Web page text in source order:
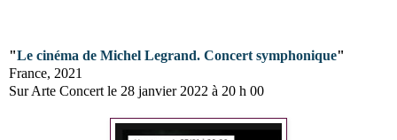
"Le cinéma de Michel Legrand. Concert symphonique"
France, 2021
Sur Arte Concert le 28 janvier 2022 à 20 h 00